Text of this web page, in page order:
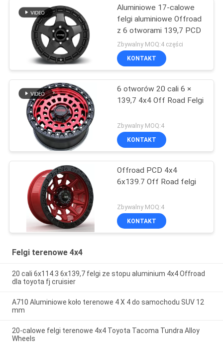
Aluminiowe 17-calowe
felgi aluminiowe Offroad
z 6 otworami 139,7 PCD
Zbywalny MOQ:4 części
KONTAKT
6 otworów 20 cali 6 ×
139,7 4x4 Off Road Felgi
Zbywalny MOQ:4
KONTAKT
Offroad PCD 4x4
6x139.7 Off Road felgi
Zbywalny MOQ:4
KONTAKT
Felgi terenowe 4x4
20 cali 6x114.3 6x139,7 felgi ze stopu aluminium 4x4 Offroad
dla toyota fj cruisier
A710 Aluminiowe koło terenowe 4 X 4 do samochodu SUV 12
mm
20-calowe felgi terenowe 4x4 Toyota Tacoma Tundra Alloy
Wheels